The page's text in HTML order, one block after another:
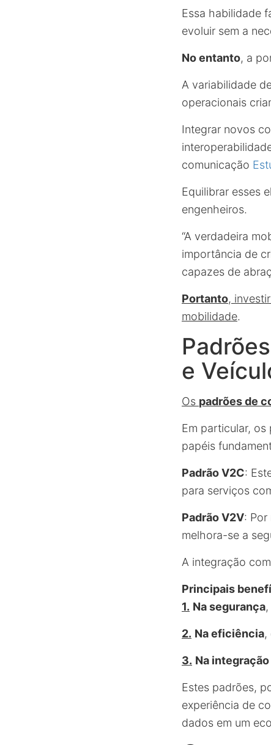
Essa habilidade
evoluir sem a
No entanto, a
A variabilidade
operacionais
Integrar novos
comunicação
Equilibrar esses
engenheiros.
“A verdadeira
importância de
capazes de
Portanto,
mobilidade.
e
Os padrões de
Em particular, os
papéis
Padrão V2C:
para serviços
Padrão V2V:
melhora-se a
A integração
Principais
1. Na segurança
2. Na eficiência,
3. Na integração
Estes padrões,
experiência de
dados em um